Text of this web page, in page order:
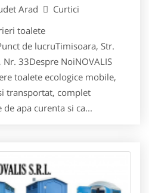
Arad
Curtici
toalete
de lucruTimisoara, Str.
33Despre NoiNOVALIS
toalete ecologice mobile,
transportat, complet
apa curenta si ca...